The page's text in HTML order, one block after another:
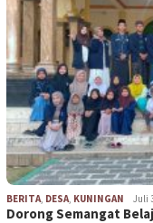
BERITA DESA KUNINGAN Juli
Dorong Semangat